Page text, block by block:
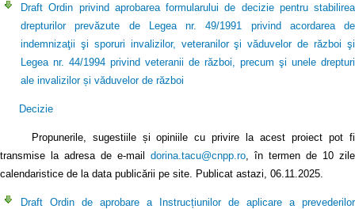
Draft Ordin privind aprobarea formularului de decizie pentru stabilirea
drepturilor prevăzute de Legea nr. 49/1991 privind acordarea de
indemnizaţii şi sporuri invalizilor, veteranilor şi văduvelor de război şi
Legea nr. 44/1994 privind veteranii de război, precum şi unele drepturi
ale invalizilor și văduvelor de război
Decizie
Propunerile, sugestiile și opiniile cu privire la acest proiect pot fi
transmise la adresa de e-mail dorina.tacu@cnpp.ro , în termen de 10 zile
calendaristice de la data publicării pe site. Publicat astazi, 06.11.2025.
Draft Ordin de aprobare a Instrucțiunilor de aplicare a prevederilor